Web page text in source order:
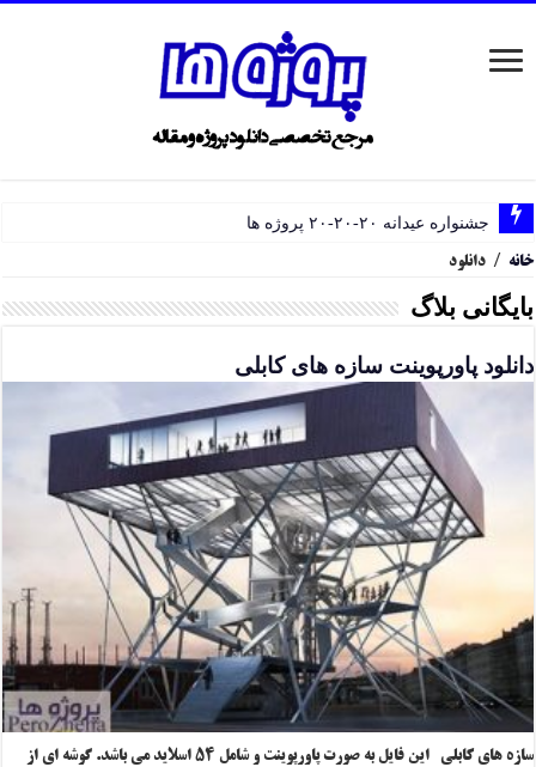
جشنواره عیدانه ۲۰-۲۰-۲۰ پروژه ها
خانه / دانلود
بایگانی بلاگ
دانلود پاورپوینت سازه های کابلی
سازه های کابلی این فایل به صورت پاورپوینت و شامل ۵۴ اسلاید می باشد. گوشه ای از